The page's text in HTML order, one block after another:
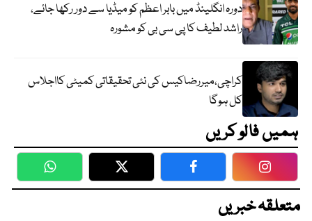
دورہ انگلینڈ میں بابر اعظم کو میڈیا سے دور رکھا جائے،
راشد لطیف کا پی سی بی کو مشورہ
کراچی،میررضاکیس کی نئی تحقیقاتی کمیٹی کااجلاس
کل ہوگا
ہمیں فالو کریں
WhatsApp Twitter Facebook
متعلقہ خبریں